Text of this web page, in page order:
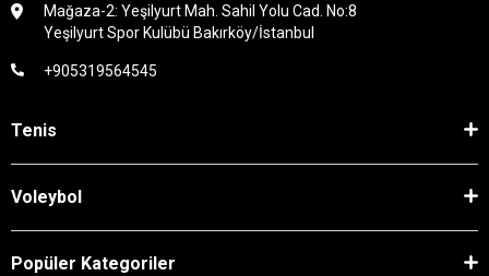
Mağaza-2: Yeşilyurt Mah. Sahil Yolu Cad. No:8
Yeşilyurt Spor Kulübü Bakırköy/İstanbul
+905319564545
Tenis
Voleybol
Popüler Kategoriler